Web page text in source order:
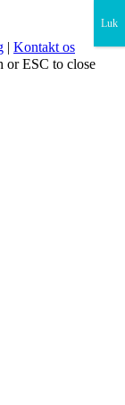
| Kontakt os
or ESC to close
×
Luk